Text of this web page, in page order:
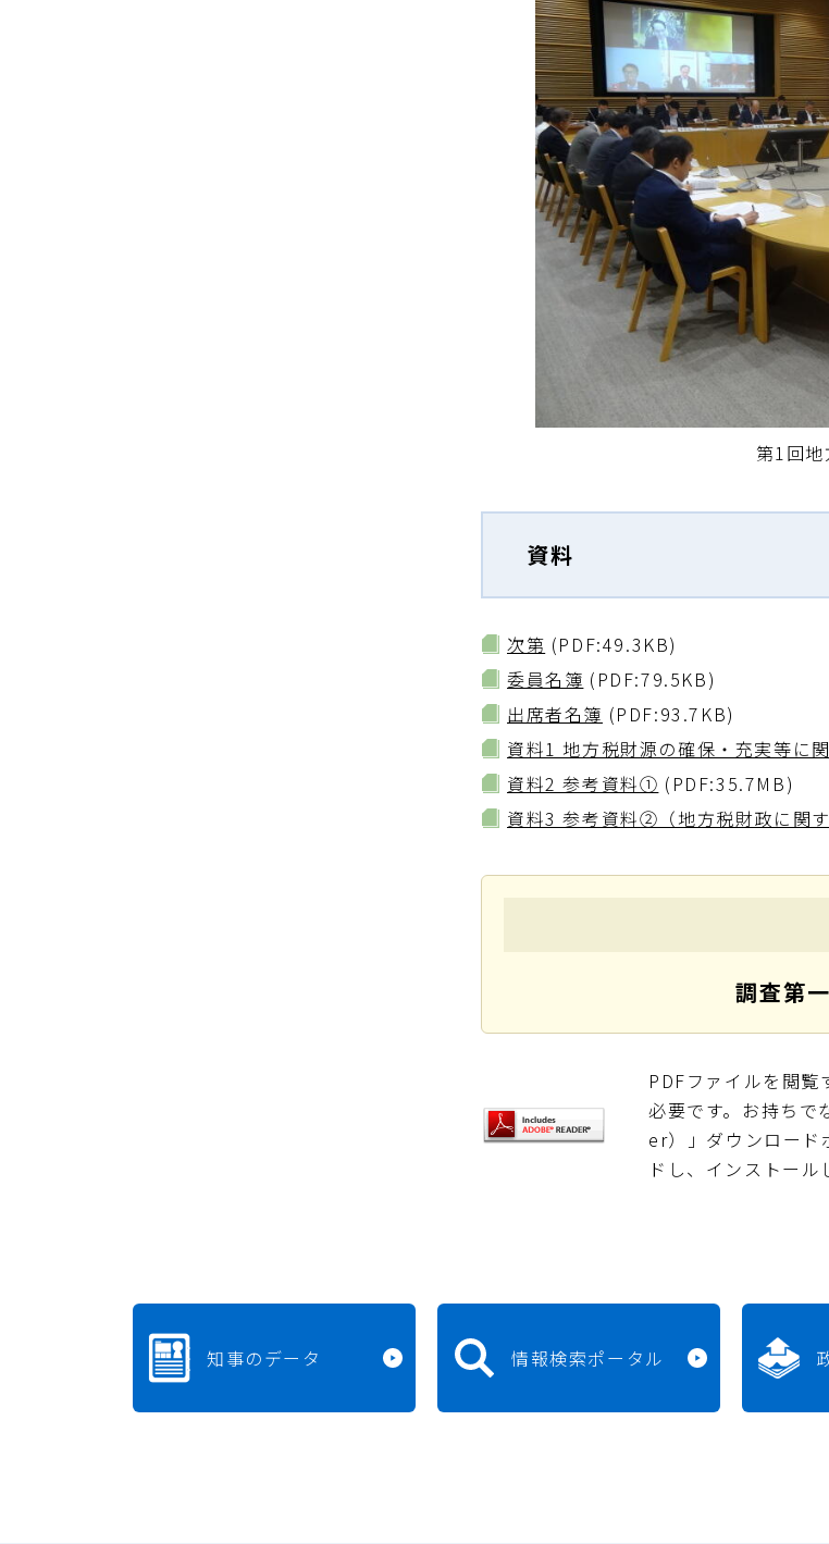
第1回
資料
次第 (PDF:49.3KB)
委員名簿 (PDF:79.5KB)
出席者名簿 (PDF:93.7KB)
資料1 地方税財源の確保・充実等に関
資料2 参考資料① (PDF:35.7MB)
資料3 参考資料②（地方税財政に関す
調査第
PDFファイルを閲
必要です。お持ち
er）」ダウンロード
ドし、インストール
知事のデータ 情報検索ポータル